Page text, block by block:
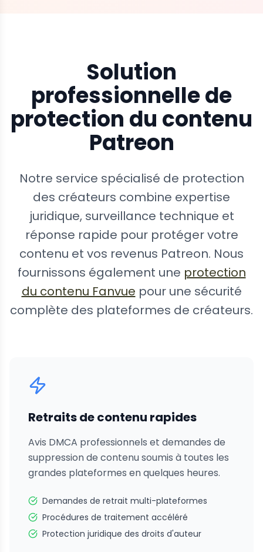
Solution
professionnelle de
protection du contenu
Patreon
Notre service spécialisé de protection
des créateurs combine expertise
juridique, surveillance technique et
réponse rapide pour protéger votre
contenu et vos revenus Patreon. Nous
fournissons également une protection
du contenu Fanvue pour une sécurité
complète des plateformes de créateurs.
Retraits de contenu rapides
Avis DMCA professionnels et demandes de
suppression de contenu soumis à toutes les
grandes plateformes en quelques heures.
Demandes de retrait multi-plateformes
Procédures de traitement accéléré
Protection juridique des droits d'auteur